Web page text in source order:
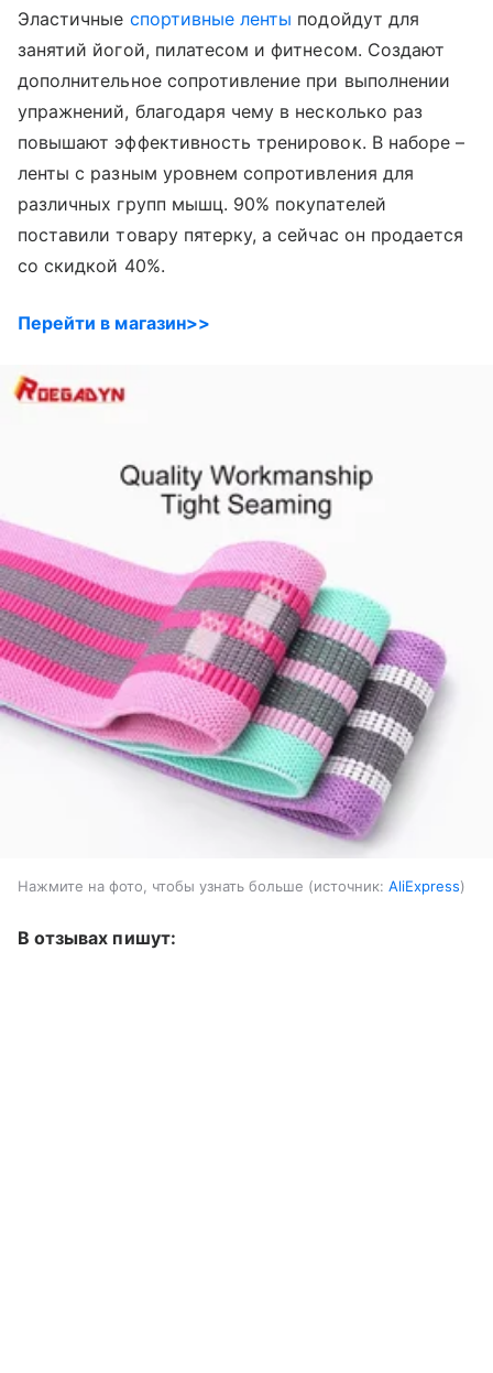
Эластичные спортивные ленты подойдут для
занятий йогой, пилатесом и фитнесом. Создают
дополнительное сопротивление при выполнении
упражнений, благодаря чему в несколько раз
повышают эффективность тренировок. В наборе –
ленты с разным уровнем сопротивления для
различных групп мышц. 90% покупателей
поставили товару пятерку, а сейчас он продается
со скидкой 40%.
Перейти в магазин>>
Нажмите на фото, чтобы узнать больше источник: AliExpress
В отзывах пишут: